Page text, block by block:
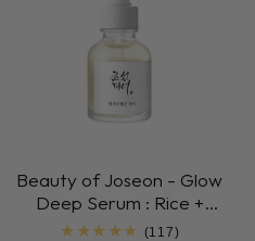
Beauty of Joseon - Glow
Deep Serum : Rice +
Alpha Arbutin
(117)117